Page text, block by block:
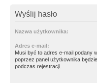
Wyślij hasło
Nazwa użytkownika:
Adres e-mail:
Musi być to adres e-mail podany
poprzez panel użytkownika
podczas rejestracji.